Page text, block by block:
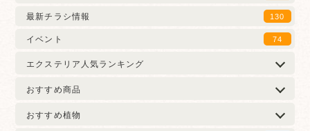
最新チラシ情報 130
イベント 74
エクステリア人気ランキング
おすすめ商品
おすすめ植物